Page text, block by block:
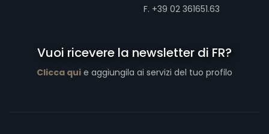
F. +39 02 361651.63
Vuoi ricevere la newsletter di FR?
Clicca qui e aggiungila ai servizi del tuo profilo